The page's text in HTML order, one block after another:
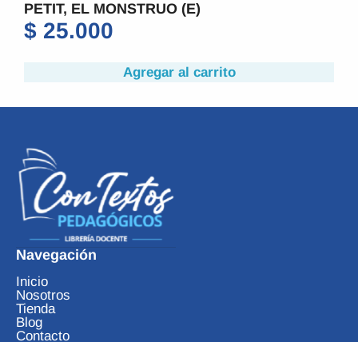
PETIT, EL MONSTRUO (E)
$ 25.000
Agregar al carrito
Navegación
Inicio
Nosotros
Tienda
Blog
Contacto